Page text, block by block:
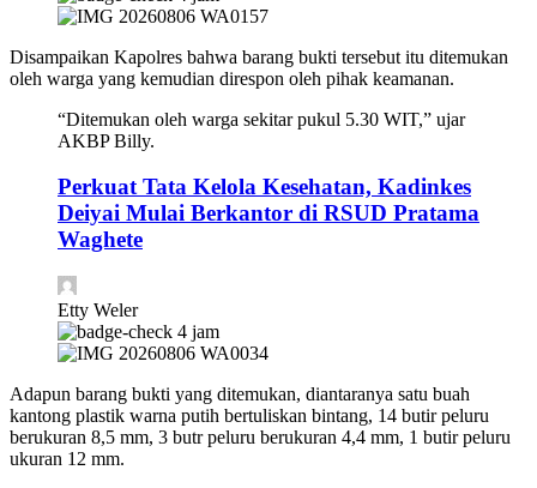
Disampaikan Kapolres bahwa barang bukti tersebut itu ditemukan
oleh warga yang kemudian direspon oleh pihak keamanan.
“Ditemukan oleh warga sekitar pukul 5.30 WIT,” ujar
AKBP Billy.
Perkuat Tata Kelola Kesehatan, Kadinkes
Deiyai Mulai Berkantor di RSUD Pratama
Waghete
Etty Weler
4 jam
Adapun barang bukti yang ditemukan, diantaranya satu buah
kantong plastik warna putih bertuliskan bintang, 14 butir peluru
berukuran 8,5 mm, 3 butr peluru berukuran 4,4 mm, 1 butir peluru
ukuran 12 mm.